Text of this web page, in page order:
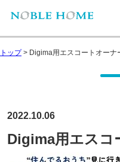
トップ> Digima用エスコートオーナ
2022.10.06
Digima用エスコ